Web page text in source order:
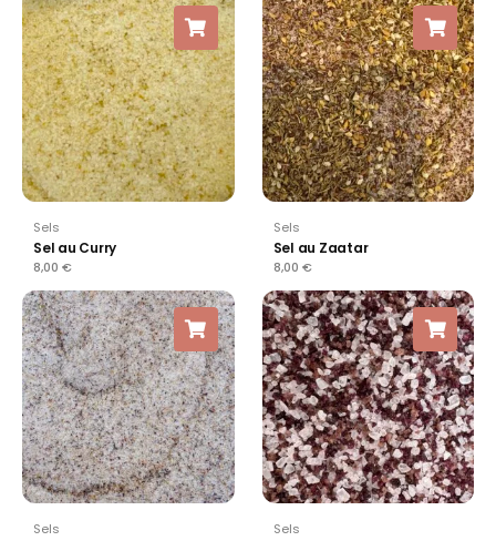
Sels
Sel au Curry
8,00 €
Sels
Sel au Zaatar
8,00 €
Sels Sels